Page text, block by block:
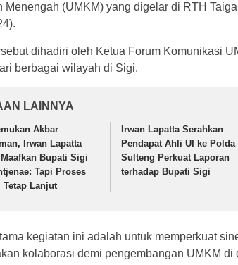
Menengah (UMKM) yang digelar di RTH
dihadiri oleh Ketua Forum Komunikasi
berbagai wilayah di Sigi.
LAINNYA
Akbar
Irwan Lapatta
Bupati Sigi
Tapi Proses
Tetap Lanjut
Irwan Lapatta Serahkan
Pendapat Ahli UI ke Polda
Sulteng Perkuat Laporan
terhadap Bupati Sigi
kegiatan ini adalah untuk memperkuat
kolaborasi demi pengembangan UMKM di